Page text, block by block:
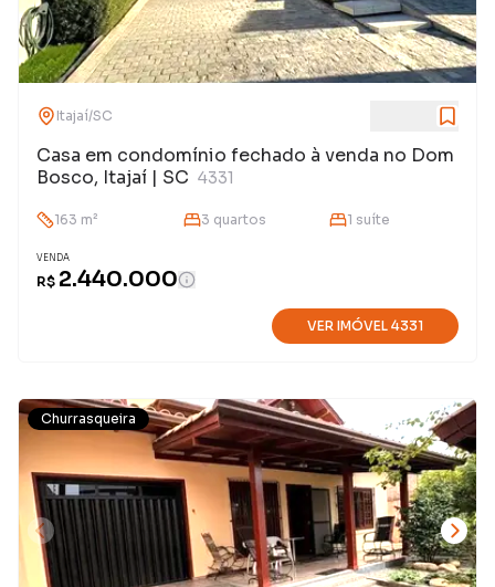
Itajaí/SC
Casa em condomínio fechado à venda no Dom
Bosco, Itajaí | SC 4331
163 m² 3 quartos 1 suíte
VENDA
R$ 2.440.000
VER IMÓVEL 4331
Churrasqueira